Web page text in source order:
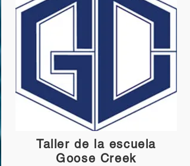
Taller de la escuela
Goose Creek